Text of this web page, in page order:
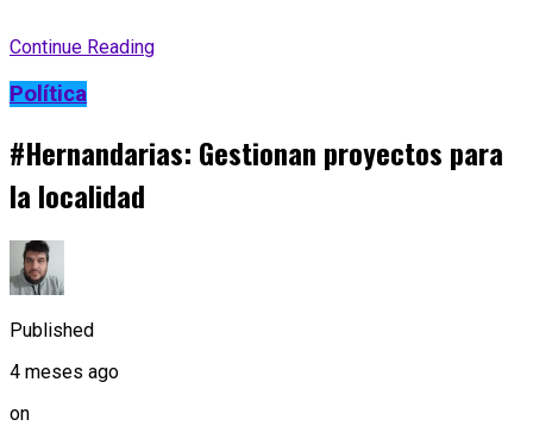
Continue Reading
Política
#Hernandarias: Gestionan proyectos para
la localidad
Published
4 meses ago
on